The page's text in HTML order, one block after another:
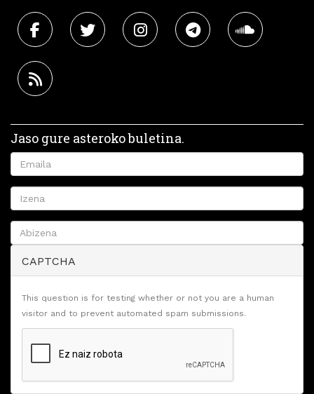
Jaso gure asteroko buletina.
CAPTCHA
This question is for testing whether or not you are a human
visitor and to prevent automated spam submissions.